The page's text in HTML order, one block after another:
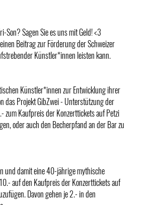
Son? Sagen Sie es uns mit Geld! <3
Beitrag zur Förderung der Schweizer
Künstler*innen leisten kann.
Künstler*innen zur Entwicklung ihrer
das Projekt GibZwei - Unterstützung der
zum Kaufpreis der Konzerttickets auf Petzi
oder auch den Becherpfand an der Bar zu
und damit eine 40-jährige mythische
auf den Kaufpreis der Konzerttickets auf
Davon gehen je 2.- in den